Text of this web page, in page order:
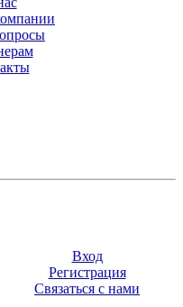
Вход
Регистрация
Связаться с нами